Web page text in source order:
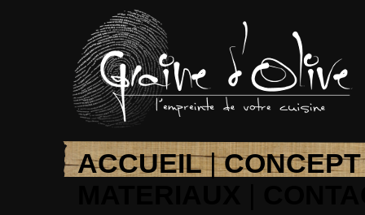
ACCUEIL|CONCEPT